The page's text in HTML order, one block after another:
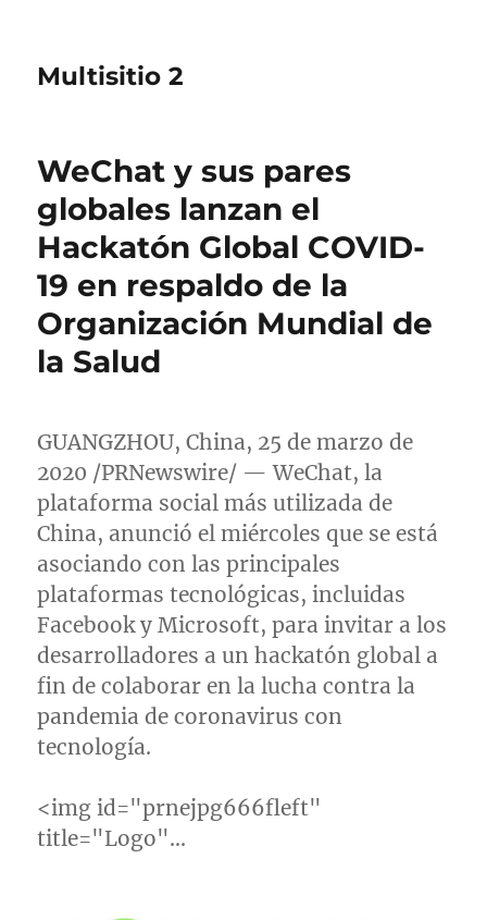
Multisitio 2
WeChat y sus pares
globales lanzan el
Hackatón Global COVID-
19 en respaldo de la
Organización Mundial de
la Salud
GUANGZHOU, China, 25 de marzo de
2020 /PRNewswire/ — WeChat, la
plataforma social más utilizada de
China, anunció el miércoles que se está
asociando con las principales
plataformas tecnológicas, incluidas
Facebook y Microsoft, para invitar a los
desarrolladores a un hackatón global a
fin de colaborar en la lucha contra la
pandemia de coronavirus con
tecnología.
<img id="prnejpg666fleft"
title="Logo"…